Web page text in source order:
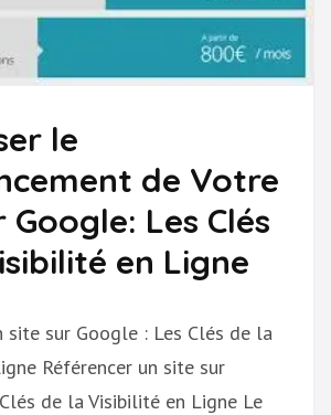
le
de Votre
Google: Les Clés
en Ligne
site sur Google : Les Clés de la
Référencer un site sur
de la Visibilité en Ligne Le